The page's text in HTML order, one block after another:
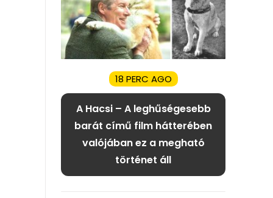
18 PERC AGO
A Hacsi – A leghűségesebb
barát című film hátterében
valójában ez a megható
történet áll